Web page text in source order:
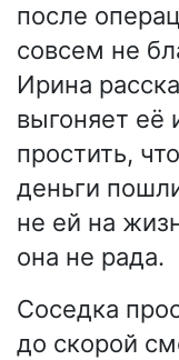
после
совсем не
Ирина
выгоняет её
простить,
деньги
не ей на
она не рада.
Соседка
до скорой